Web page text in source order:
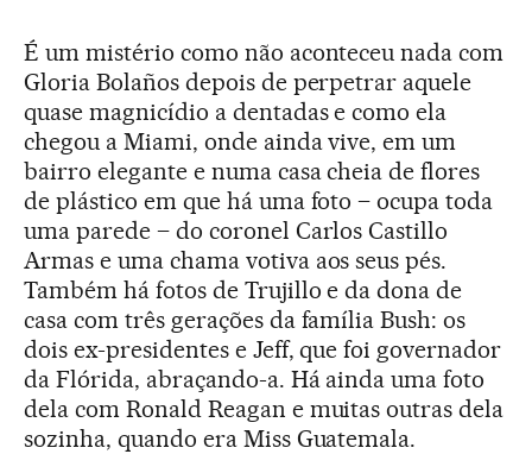
É um mistério como não aconteceu nada com
Gloria Bolaños depois de perpetrar aquele
quase magnicídio a dentadas e como ela
chegou a Miami, onde ainda vive, em um
bairro elegante e numa casa cheia de flores
de plástico em que há uma foto – ocupa toda
uma parede – do coronel Carlos Castillo
Armas e uma chama votiva aos seus pés.
Também há fotos de Trujillo e da dona de
casa com três gerações da família Bush: os
dois ex-presidentes e Jeff, que foi governador
da Flórida, abraçando-a. Há ainda uma foto
dela com Ronald Reagan e muitas outras dela
sozinha, quando era Miss Guatemala.